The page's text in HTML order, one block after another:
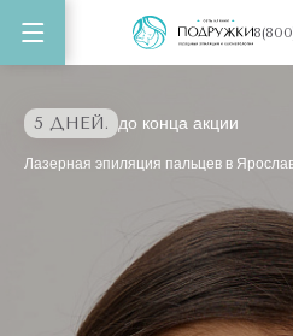
5 ДНЕЙ. до конца акции
Лазерная эпиляция пальцев в